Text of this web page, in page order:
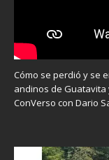
Cómo se perdió y se
andinos de Guatavita
ConVerso con Dario